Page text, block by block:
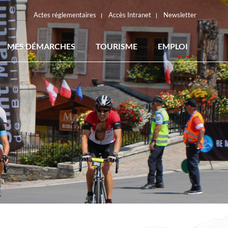
Actes réglementaires Accès Intranet Newsletter
MES DÉMARCHES TOURISME EMPLOI
ACTES RÉGLEMENTAIRES